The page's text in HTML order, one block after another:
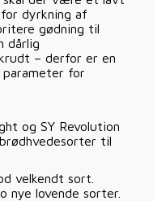
dyrkning af
gødning til
dårlig
– derfor er en
for
og SY Revolution
til
velkendt sort.
nye lovende sorter.